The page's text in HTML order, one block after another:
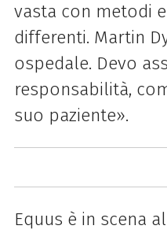
vasta con metodi
differenti. Martin
ospedale. Devo
responsabilità,
suo paziente».
Equus è in scena